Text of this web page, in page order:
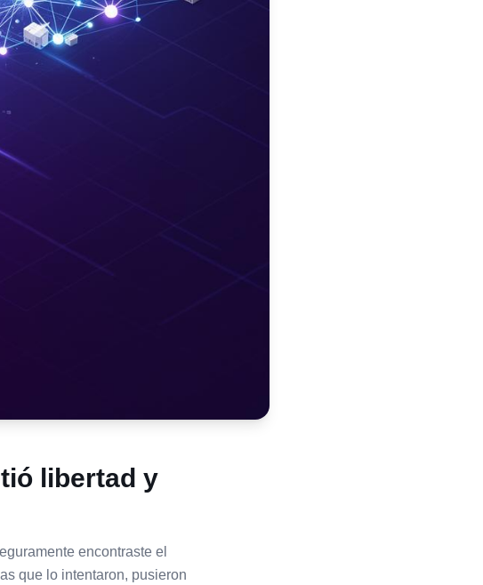
libertad y
encontraste el
que lo intentaron, pusieron